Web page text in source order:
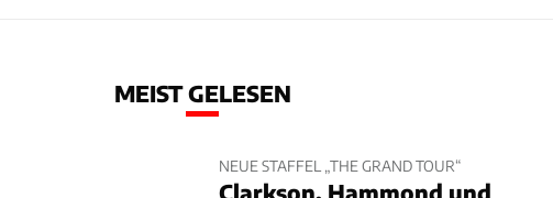
MEIST GELESEN
NEUE STAFFEL „THE GRAND TOUR“
Clarkson, Hammond und